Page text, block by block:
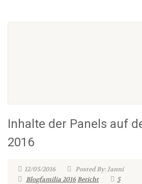
Inhalte der Panels auf
2016
12/05/2016
Posted By: Janni
Blogfamilia 2016Bericht 5